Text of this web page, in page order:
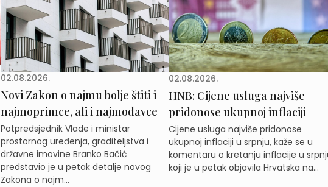
02.08.2026.
Novi Zakon o najmu bolje štiti i
najmoprimce, ali i najmodavce
Potpredsjednik Vlade i ministar
prostornog uređenja, graditeljstva i
državne imovine Branko Bačić
predstavio je u petak detalje novog
Zakona o najm...
02.08.2026.
HNB: Cijene usluga najviše
pridonose ukupnoj inflaciji
Cijene usluga najviše pridonose
ukupnoj inflaciji u srpnju, kaže se u
komentaru o kretanju inflacije u
koji je u petak objavila Hrvatska na...